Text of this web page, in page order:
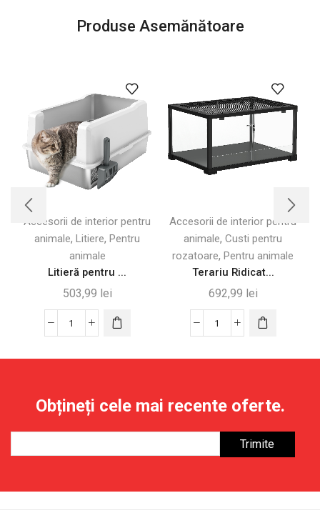
Produse Asemănătoare
Accesorii de interior pentru
animale, Litiere, Pentru
animale
Litieră pentru ...
503,99 lei
Cantitate
Impermeabilă
cu
Tavă
Accesorii de interior pentru
animale, Custi pentru
rozatoare, Pentru animale
Terariu Ridicat...
692,99 lei
Cantitate
Dublă
Închidere
și
Pereți
Obțineți cele mai recente oferte.